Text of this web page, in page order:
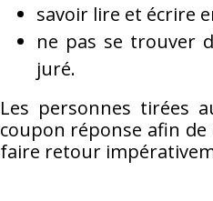
savoir lire et écrire
ne pas se trouver
juré.
Les personnes tirées
coupon réponse afin
faire retour